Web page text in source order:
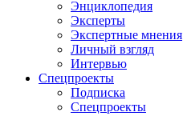
Энциклопедия
Эксперты
Экспертные мнения
Личный взгляд
Интервью
Спецпроекты
Подписка
Спецпроекты